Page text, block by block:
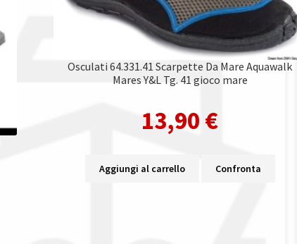
Osculati 64.331.41 Scarpette Da Mare Aquawalk
Mares Y&L Tg. 41 gioco mare
13,90 €
Aggiungi al carrello Confronta